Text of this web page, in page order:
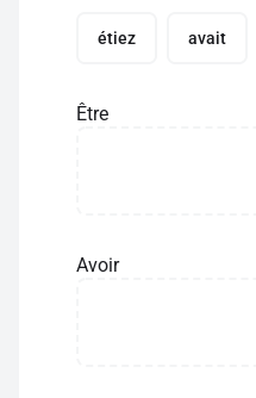
étiez avait
Être
Avoir